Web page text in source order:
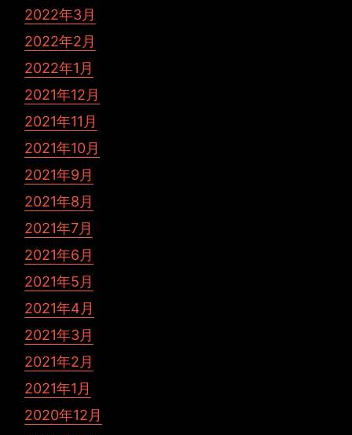
2022年3月
2022年2月
2022年1月
2021年12月
2021年11月
2021年10月
2021年9月
2021年8月
2021年7月
2021年6月
2021年5月
2021年4月
2021年3月
2021年2月
2021年1月
2020年12月